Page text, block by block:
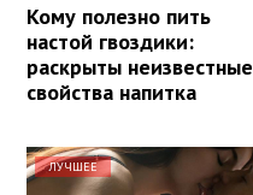
Кому полезно пить
настой гвоздики:
раскрыты неизвестные
свойства напитка
ЛУЧШЕЕ